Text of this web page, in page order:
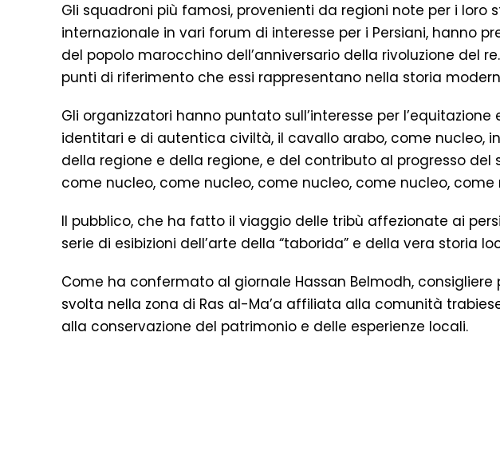
Gli squadroni più famosi, provenienti da regioni note per i loro
internazionale in vari forum di interesse per i Persiani, hanno
del popolo marocchino dell’anniversario della rivoluzione del
punti di riferimento che essi rappresentano nella storia
Gli organizzatori hanno puntato sull’interesse per
identitari e di autentica civiltà, il cavallo arabo, come nucleo,
della regione e della regione, e del contributo al progresso
come nucleo, come nucleo, come nucleo, come nucleo, come
Il pubblico, che ha fatto il viaggio delle tribù affezionate ai
serie di esibizioni dell’arte della “taborida” e della vera storia
Come ha confermato al giornale Hassan Belmodh,
svolta nella zona di Ras al-Ma’a affiliata alla comunità
alla conservazione del patrimonio e delle esperienze locali.